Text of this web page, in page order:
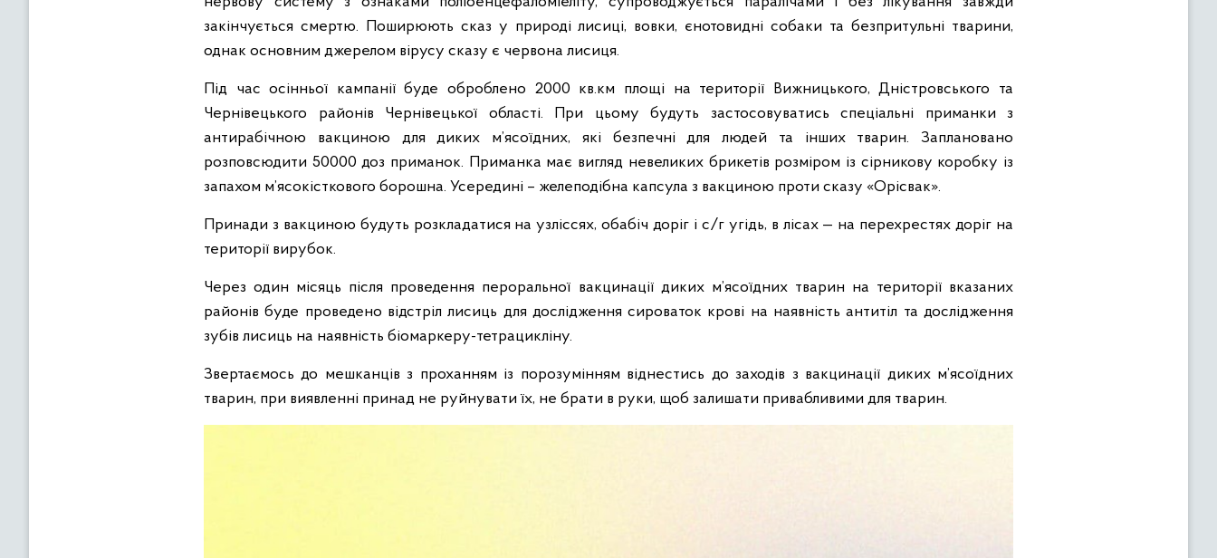
закінчується смертю. Поширюють сказ у природі лисиці, вовки, єнотовидні собаки та безпритульні тварини,
однак основним джерелом вірусу сказу є червона лисиця.
Під час осінньої кампанії буде оброблено 2000 кв.км площі на території Вижницького, Дністровського та
Чернівецького районів Чернівецької області. При цьому будуть застосовуватись спеціальні приманки з
антирабічною вакциною для диких м’ясоїдних, які безпечні для людей та інших тварин. Заплановано
розповсюдити 50000 доз приманок. Приманка має вигляд невеликих брикетів розміром із сірникову коробку із
запахом м’ясокісткового борошна. Усередині – желеподібна капсула з вакциною проти сказу «Орісвак».
Принади з вакциною будуть розкладатися на узліссях, обабіч доріг і с/г угідь, в лісах — на перехрестях доріг на
території вирубок.
Через один місяць після проведення пероральної вакцинації диких м’ясоїдних тварин на території вказаних
районів буде проведено відстріл лисиць для дослідження сироваток крові на наявність антитіл та дослідження
зубів лисиць на наявність біомаркеру-тетрацикліну.
Звертаємось до мешканців з проханням із порозумінням віднестись до заходів з вакцинації диких м’ясоїдних
тварин, при виявленні принад не руйнувати їх, не брати в руки, щоб залишати привабливими для тварин.